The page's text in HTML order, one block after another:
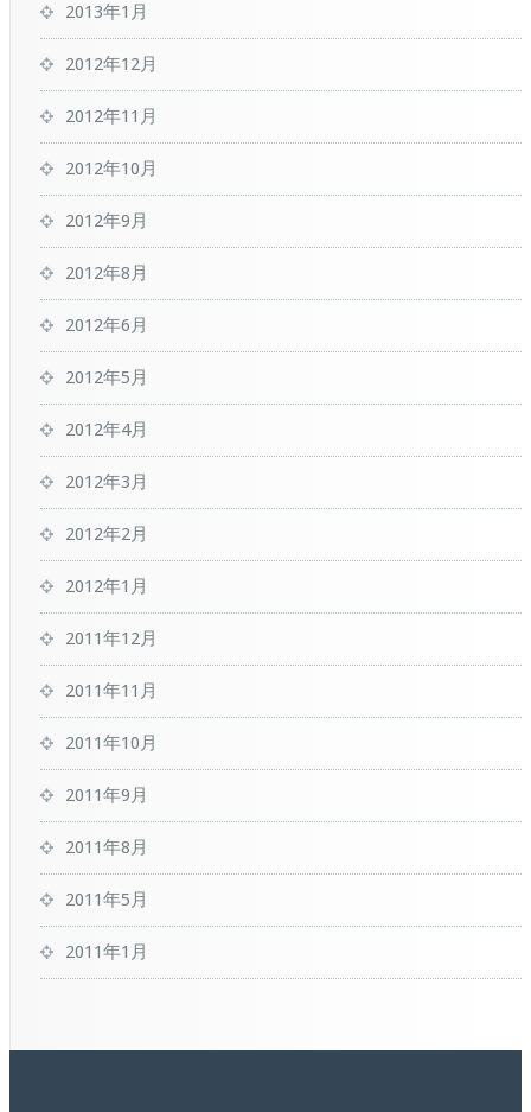
2013年1月
2012年12月
2012年11月
2012年10月
2012年9月
2012年8月
2012年6月
2012年5月
2012年4月
2012年3月
2012年2月
2012年1月
2011年12月
2011年11月
2011年10月
2011年9月
2011年8月
2011年5月
2011年1月